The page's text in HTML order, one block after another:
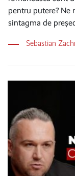
pentru putere? Ne
sintagma de
Sebastian